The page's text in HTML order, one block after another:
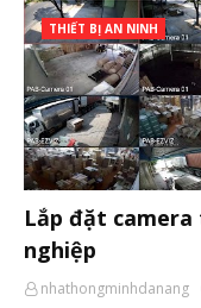
THIẾT BỊ AN NINH
Lắp đặt
nghiệp
nhathongminhdanang